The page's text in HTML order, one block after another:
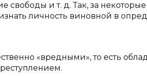
и т. д. Так, за
личность виновной в
«вредными», то есть